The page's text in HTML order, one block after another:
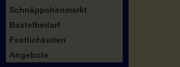
Schnäppchenmarkt
Bastelbedarf
Festlichkeiten
Angebote